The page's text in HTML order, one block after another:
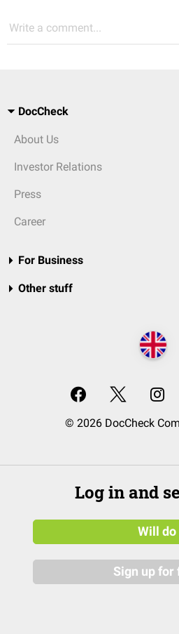
Write a comment...
DocCheck
About Us
Investor Relations
Press
Career
For Business
Other stuff
© 2026 DocCheck
Log in and
Will do
Sign up for